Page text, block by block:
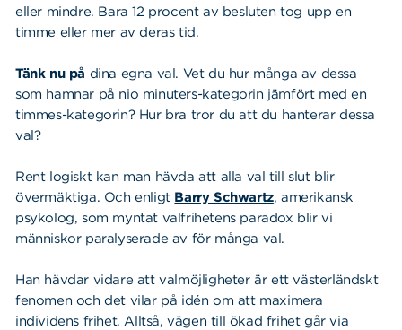
eller mindre. Bara 12 procent av besluten tog upp en
timme eller mer av deras tid.
Tänk nu på dina egna val. Vet du hur många av dessa
som hamnar på nio minuters-kategorin jämfört med en
timmes-kategorin? Hur bra tror du att du hanterar dessa
val?
Rent logiskt kan man hävda att alla val till slut blir
övermäktiga. Och enligt Barry Schwartz, amerikansk
psykolog, som myntat valfrihetens paradox blir vi
människor paralyserade av för många val.
Han hävdar vidare att valmöjligheter är ett västerländskt
fenomen och det vilar på idén om att maximera
individens frihet. Alltså, vägen till ökad frihet går via